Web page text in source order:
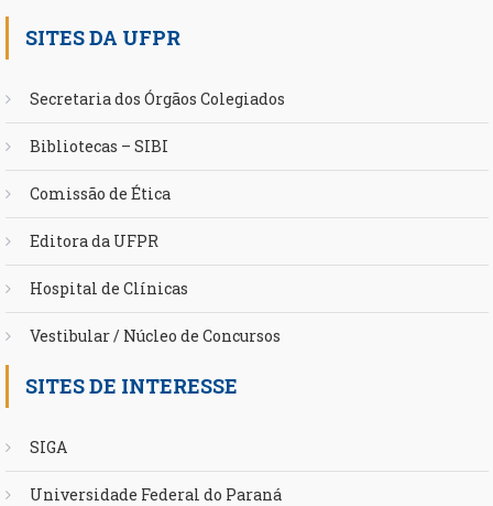
SITES DA UFPR
Secretaria dos Órgãos Colegiados
Bibliotecas – SIBI
Comissão de Ética
Editora da UFPR
Hospital de Clínicas
Vestibular / Núcleo de Concursos
SITES DE INTERESSE
SIGA
Universidade Federal do Paraná